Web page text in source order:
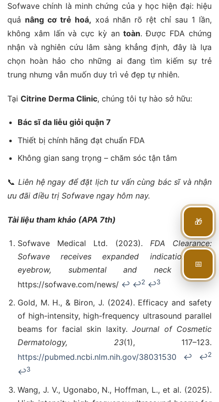
Sofwave chính là minh chứng của y học hiện đại: hiệu
quả nâng cơ trẻ hoá, xoá nhăn rõ rệt chỉ sau 1 lần,
không xâm lấn và cực kỳ antoàn. Được FDA chứng
nhận và nghiên cứu lâm sàng khẳng định, đây là lựa
chọn hoàn hảo cho những ai đang tìm kiếm sự trẻ
trung nhưng vẫn muốn duy trì vẻ đẹp tự nhiên.
Tại Citrine Derma Clinic, chúng tôi tự hào sở hữu:
Bác sĩ da liễu giỏi quận 7
Thiết bị chính hãng đạt chuẩn FDA
Không gian sang trọng – chăm sóc tận tâm
📞 Liên hệ ngay để đặt lịch tư vấn cùng bác sĩ và nhận
ưu đãi điều trị Sofwave ngay hôm nay.
Tài liệu tham khảo (APA 7th)
Sofwave Medical Ltd. (2023). FDA Clearance:
Sofwave receives expanded indications for
eyebrow, submental and neck lifting
https://sofwave.com/news/ ↩ ↩2 ↩3
Gold, M. H., & Biron, J. (2024). Efficacy and safety
of high-intensity, high-frequency ultrasound parallel
beams for facial skin laxity.Journal of Cosmetic
Dermatology, 23(1), 117–123.
https://pubmed.ncbi.nlm.nih.gov/38031530
↩ ↩2
↩3
Wang, J. V., Ugonabo, N., Hoffman, L., et al. (2025).
🎁
📅